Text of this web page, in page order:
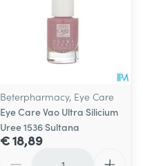
Beterpharmacy, Eye Care
Eye Care Vao Ultra Silicium
Uree 1536 Sultana
€ 18,89